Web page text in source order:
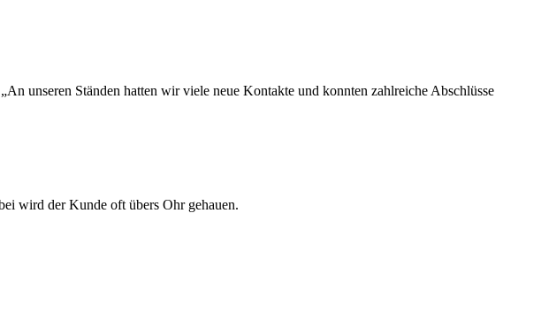
unseren Ständen hatten wir viele neue Kontakte und konnten zahlreiche Abschlüsse
wird der Kunde oft übers Ohr gehauen.